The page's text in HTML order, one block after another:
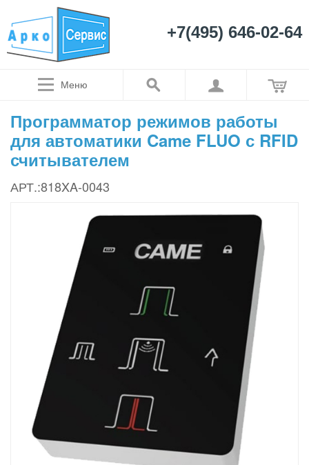
+7(495) 646-02-64
Меню
Программатор режимов работы
для автоматики Came FLUO с RFID
считывателем
АРТ.:818XA-0043